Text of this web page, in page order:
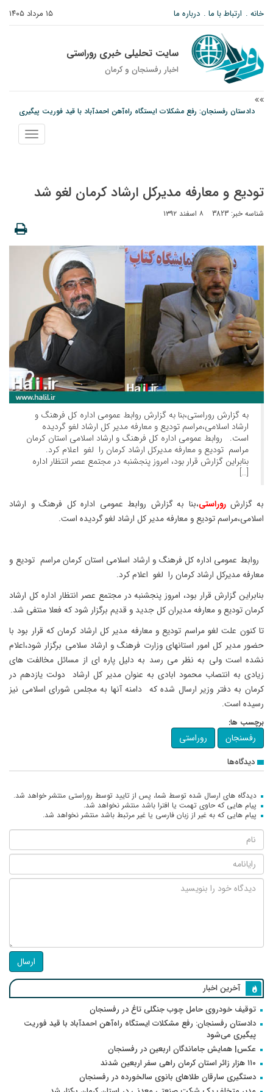
۱۵ مرداد ۱۴۰۵ خانه ارتباط با ما درباره ما
سایت تحلیلی خبری روراستی
اخبار رفسنجان و كرمان
دادستان رفسنجان: رفع مشکلات ایستگاه راه‌آهن احمدآباد با قید فوریت پیگیری
نمایش
منو
تودیع و معارفه مدیرکل ارشاد کرمان لغو شد
شناسه خبر: 3823 ۸ اسفند ۱۳۹۲
به گزارش روراستی،بنا به گزارش روابط عمومی اداره کل فرهنگ و
ارشاد اسلامی،مراسم تودیع و معارفه مدیر کل ارشاد لغو گردیده
است. روابط عمومی اداره کل فرهنگ و ارشاد اسلامی استان کرمان
مراسم تودیع و معارفه مدیرکل ارشاد کرمان را لغو اعلام کرد.
بنابراین گزارش قرار بود، امروز پنجشنبه در مجتمع عصر انتظار اداره
[…]
به گزارشروراستی،بنا به گزارش روابط عمومی اداره کل فرهنگ و ارشاد
اسلامی،مراسم تودیع و معارفه مدیر کل ارشاد لغو گردیده است.
روابط عمومی اداره کل فرهنگ و ارشاد اسلامی استان کرمان مراسم تودیع و
معارفه مدیرکل ارشاد کرمان را لغو اعلام کرد.
بنابراین گزارش قرار بود، امروز پنجشنبه در مجتمع عصر انتظار اداره کل ارشاد
کرمان تودیع و معارفه مدیران کل جدید و قدیم برگزار شود که فعلا منتفی شد.
تا کنون علت لغو مراسم تودیع و معارفه مدیر کل ارشاد کرمان که قرار بود با
حضور مدیر کل امور استانهای وزارت فرهنگ و ارشاد سلامی برگزار شود،اعلام
نشده است ولی به نظر می رسد به دلیل پاره ای از مسائل مخالفت های
زیادی به انتصاب محمود ابادی به عنوان مدیر کل ارشاد دولت یازدهم در
کرمان به دفتر وزیر ارسال شده که دامنه آنها به مجلس شورای اسلامی نیز
رسیده است.
برچسب ها:
رفسنجان روراستی
دیدگاه‌ها
دیدگاه های ارسال شده توسط شما، پس از تایید توسط روراستی منتشر خواهد شد.
پیام هایی که حاوی تهمت یا افترا باشد منتشر نخواهد شد.
پیام هایی که به غیر از زبان فارسی یا غیر مرتبط باشد منتشر نخواهد شد.
ارسال
آخرین اخبار
توقیف خودروی حامل چوب جنگلی تاغ در رفسنجان
دادستان رفسنجان: رفع مشکلات ایستگاه راه‌آهن احمدآباد با قید فوریت
پیگیری می‌شود
عکس| همایش جاماندگان اربعین در رفسنجان
۱۱۰ هزار زائر استان کرمان راهی سفر اربعین شدند
دستگیری سارقان طلاهای بانوی سالخورده در رفسنجان